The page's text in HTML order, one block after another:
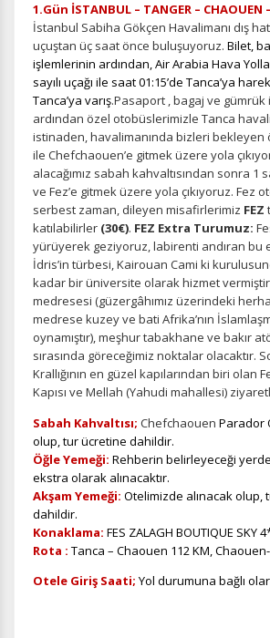
1.Gün İSTANBUL – TANGER – CHAOUEN
İstanbul Sabiha Gökçen Havalimanı dış
uçuştan üç saat önce buluşuyoruz. Bilet,
işlemlerinin ardından, Air Arabia Hava
sayılı uçağı ile saat 01:15’de Tanca’ya
Tanca’ya varış.Pasaport , bagaj ve gümrük
ardından özel otobüslerimizle Tanca
istinaden, havalimanında bizleri bekleyen
ile Chefchaouen’e gitmek üzere yola
alacağımız sabah kahvaltısından sonra 1
ve Fez’e gitmek üzere yola çıkıyoruz. Fez
serbest zaman, dileyen misafirlerimiz FEZ
katılabilirler (30€). FEZ Extra Turumuz:
yürüyerek geziyoruz, labirenti andıran bu
İdris’in türbesi, Kairouan Cami ki
kadar bir üniversite olarak hizmet
medresesi (güzergâhımız üzerindeki
medrese kuzey ve bati Afrika’nın
oynamıştır), meşhur tabakhane ve bakır
sırasında göreceğimiz noktalar olacaktır.
Krallığının en güzel kapılarından biri olan
Kapısı ve Mellah (Yahudi mahallesi)
Sabah Kahvaltısı; Chefchaouen Parador
olup, tur ücretine dahildir.
Öğle Yemeği: Rehberin belirleyeceği
ekstra olarak alınacaktır.
Akşam Yemeği: Otelimizde alınacak olup,
dahildir.
Konaklama: FES ZALAGH BOUTIQUE SKY
Rota : Tanca – Chaouen 112 KM,
Otele Giriş Saati; Yol durumuna bağlı